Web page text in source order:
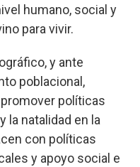
humano, social y
para vivir.
y ante
poblacional,
políticas
la natalidad en la
con políticas
y apoyo social e